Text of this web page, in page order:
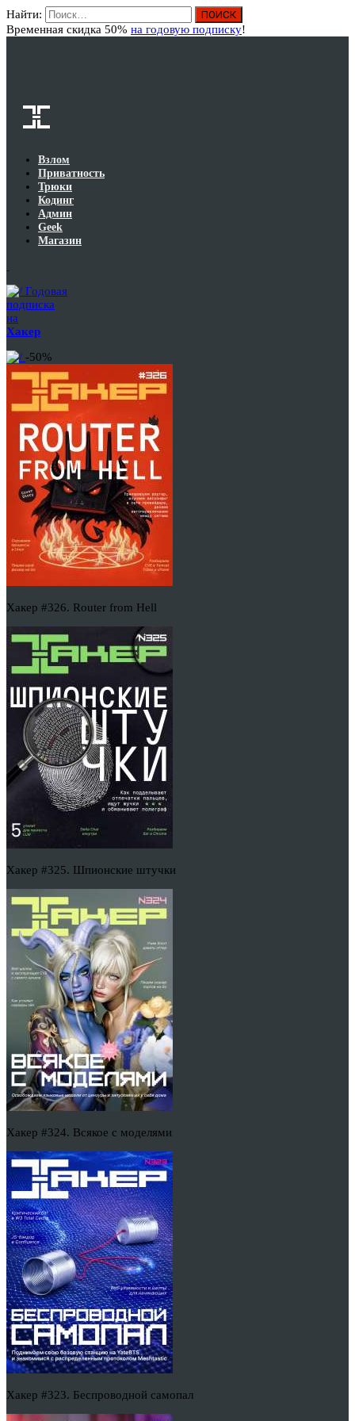
Найти:
Временная скидка 50% на годовую подписку!
Взлом
Приватность
Трюки
Кодинг
Админ
Geek
Магазин
Годовая
подписка
на
Хакер
-50%
Хакер #326. Router from Hell
Хакер #325. Шпионские штучки
Хакер #324. Всякое с моделями
Хакер #323. Беспроводной самопал